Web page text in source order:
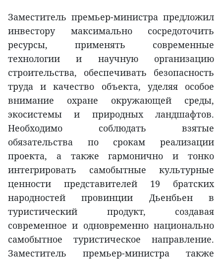
Заместитель премьер-министра предложил
инвестору максимально сосредоточить
ресурсы, применять современные
технологии и научную организацию
строительства, обеспечивать безопасность
труда и качество объекта, уделяя особое
внимание охране окружающей среды,
экосистемы и природных ландшафтов.
Необходимо соблюдать взятые
обязательства по срокам реализации
проекта, а также гармонично и тонко
интегрировать самобытные культурные
ценности представителей 19 братских
народностей провинции Дьенбьен в
туристический продукт, создавая
современное и одновременно национально
самобытное туристическое направление.
Заместитель премьер-министра также